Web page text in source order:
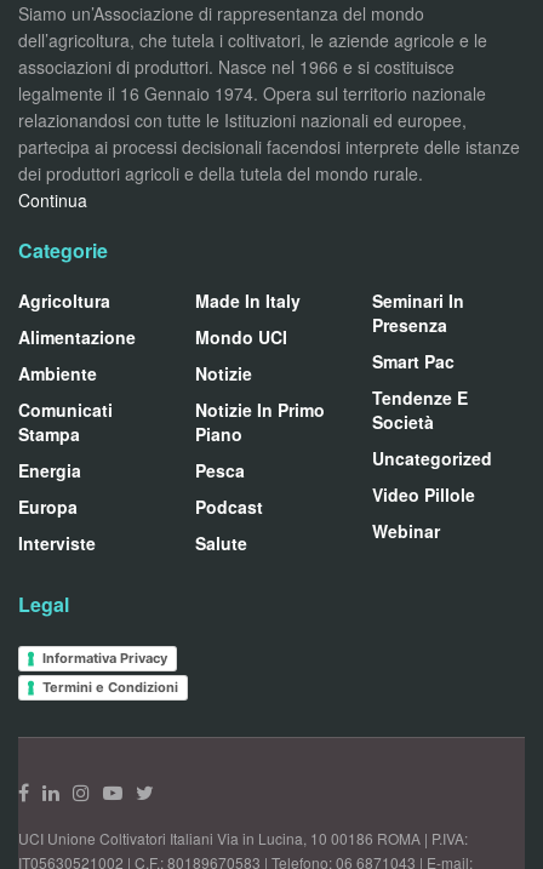
Siamo un’Associazione di rappresentanza del mondo
dell’agricoltura, che tutela i coltivatori, le aziende agricole e le
associazioni di produttori. Nasce nel 1966 e si costituisce
legalmente il 16 Gennaio 1974. Opera sul territorio nazionale
relazionandosi con tutte le Istituzioni nazionali ed europee,
partecipa ai processi decisionali facendosi interprete delle istanze
dei produttori agricoli e della tutela del mondo rurale.
Continua
Categorie
Agricoltura
Alimentazione
Ambiente
Comunicati
Stampa
Energia
Europa
Interviste
Made In Italy
Mondo UCI
Notizie
Notizie In Primo
Piano
Pesca
Podcast
Salute
Seminari In
Presenza
Smart Pac
Tendenze E
Società
Uncategorized
Video Pillole
Webinar
Legal
Informativa Privacy
Termini e Condizioni
UCI Unione Coltivatori Italiani Via in Lucina, 10 00186 ROMA | P.IVA:
IT05630521002 | C.F.: 80189670583 | Telefono: 06 6871043 | E-mail: